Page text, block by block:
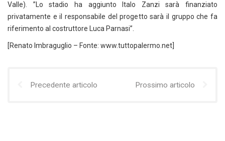
Valle). ”Lo stadio ha aggiunto Italo Zanzi sarà finanziato
privatamente e il responsabile del progetto sarà il gruppo che fa
riferimento al costruttore Luca Parnasi”.
[Renato Imbraguglio – Fonte: www.tuttopalermo.net]
Precedente articolo Prossimo articolo